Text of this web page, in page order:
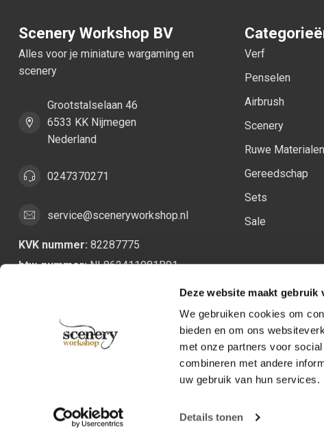
Deze website maakt gebruik
We gebruiken cookies om
bieden en om ons
met onze partners voor
combineren met andere
uw gebruik van hun services.
Details tonen
Scenery Workshop BV
Alles voor je miniature wargaming en
scenery
Grootstalselaan 46
6533 KK Nijmegen
Nederland
0247370271
service@sceneryworkshop.nl
KVK nummer: 82287775
btw-nummer:NL862411981B01
Verf
Penselen
Airbrush
Scenery
Ruwe Materialen
Gereedschap
Sets
Sale